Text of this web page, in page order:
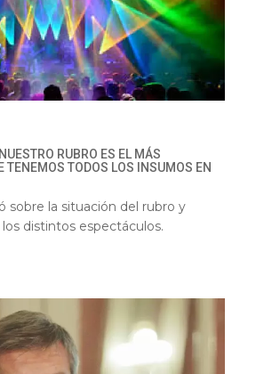
RUBRO ES EL MÁS
TENEMOS TODOS LOS INSUMOS EN
sobre la situación del rubro y
distintos espectáculos.